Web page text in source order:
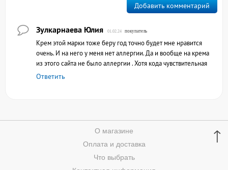
Добавить комментарий
Зулкарнаева Юлия 01.02.24 покупатель
Крем этой марки тоже беру год точно будет мне нравится
очень. И на него у меня нет аллергии. Да и вообще на крема
из этого сайта не было аллергии . Хотя кода чувствительная
Ответить
↑
О магазине
Оплата и доставка
Что выбрать